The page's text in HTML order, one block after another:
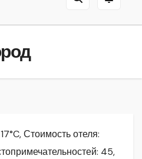
Стоимость отеля:
45,